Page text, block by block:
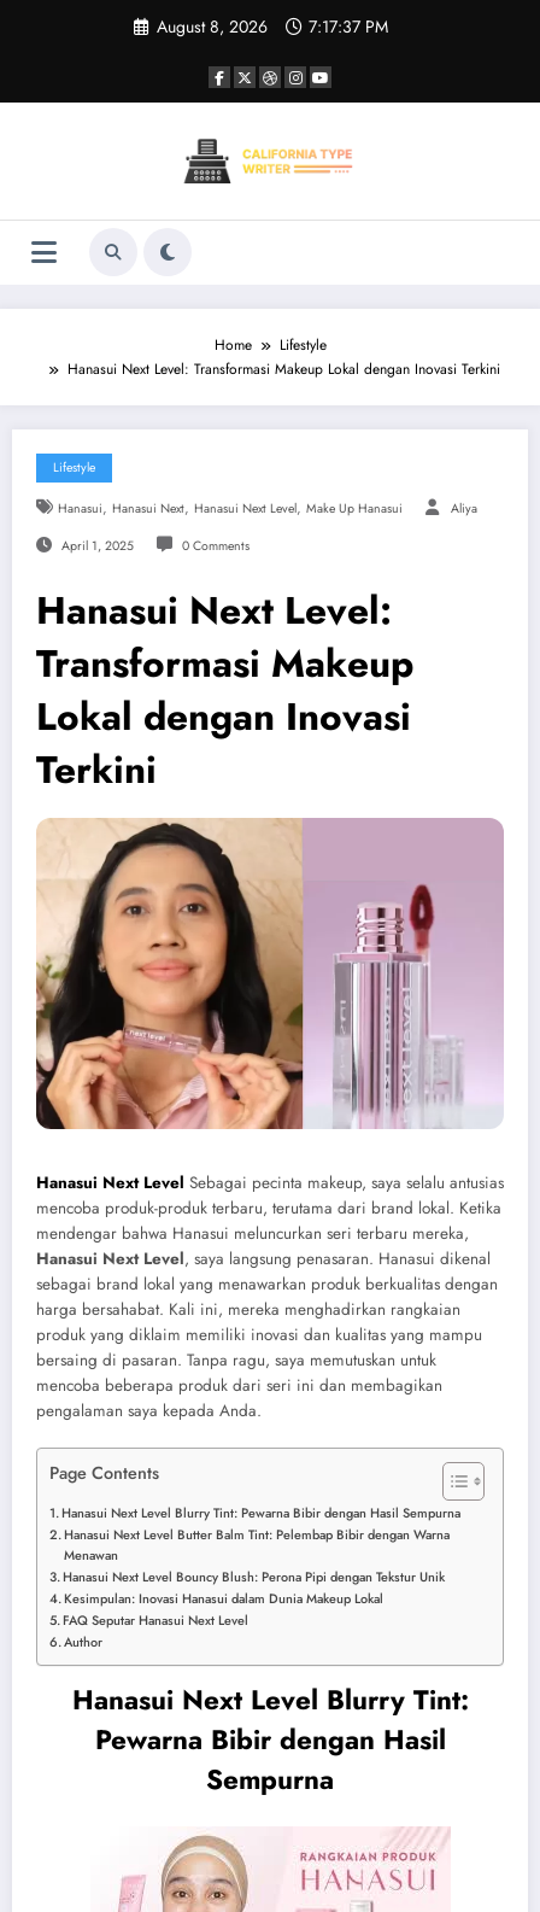
August 8, 2026 7:17:37 PM
Home
Lifestyle
Hanasui Next Level: Transformasi Makeup Lokal dengan Inovasi Terkini
Lifestyle
Hanasui, Hanasui Next, Hanasui Next Level, Make Up Hanasui Aliya
April 1, 2025 0 Comments
Hanasui Next Level:
Transformasi Makeup
Lokal dengan Inovasi
Terkini
Hanasui Next Level Sebagai pecinta makeup, saya selalu antusias
mencoba produk-produk terbaru, terutama dari brand lokal. Ketika
mendengar bahwa Hanasui meluncurkan seri terbaru mereka,
Hanasui Next Level, saya langsung penasaran. Hanasui dikenal
sebagai brand lokal yang menawarkan produk berkualitas dengan
harga bersahabat. Kali ini, mereka menghadirkan rangkaian
produk yang diklaim memiliki inovasi dan kualitas yang mampu
bersaing di pasaran. Tanpa ragu, saya memutuskan untuk
mencoba beberapa produk dari seri ini dan membagikan
pengalaman saya kepada Anda.
Page Contents
Hanasui Next Level Blurry Tint: Pewarna Bibir dengan Hasil Sempurna
Hanasui Next Level Butter Balm Tint: Pelembap Bibir dengan Warna
Menawan
Hanasui Next Level Bouncy Blush: Perona Pipi dengan Tekstur Unik
Kesimpulan: Inovasi Hanasui dalam Dunia Makeup Lokal
FAQ Seputar Hanasui Next Level
Author
Hanasui Next Level Blurry Tint:
Pewarna Bibir dengan Hasil
Sempurna